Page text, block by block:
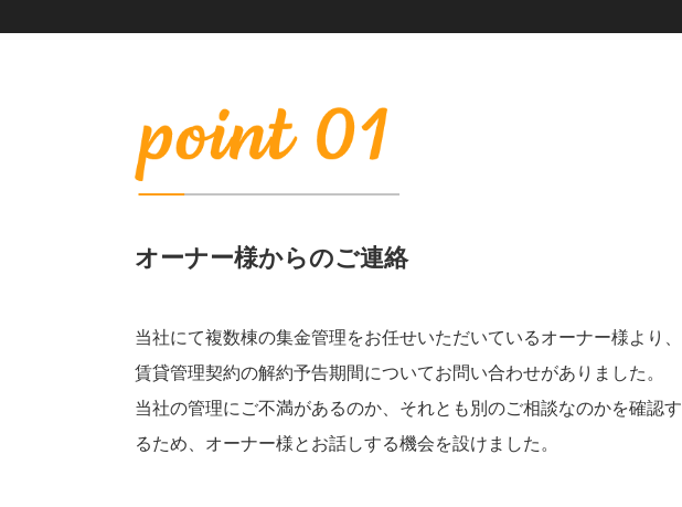
オーナー様からのご連絡
当社にて複数棟の集金管理をお任せいただいているオーナー様より、
賃貸管理契約の解約予告期間についてお問い合わせがありました。
当社の管理にご不満があるのか、それとも別のご相談なのかを確認す
るため、オーナー様とお話しする機会を設けました。